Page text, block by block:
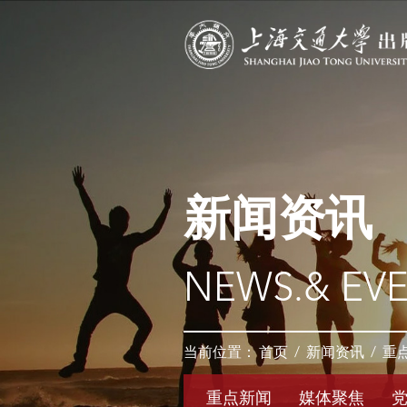
新闻资讯
NEWS.&
当前位置：首页 / 新闻资讯 / 重
重点新闻 媒体聚焦